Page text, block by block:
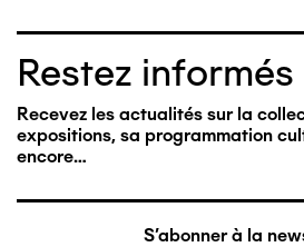
Restez informés
Recevez les actualités sur la
expositions, sa programmation
encore…
S'abonner à la